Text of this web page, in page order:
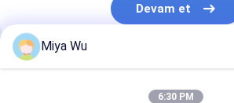
Serum Damlalıklı Şişeler
Sıvı Fondöten Şişeleri
Devam et
Kategorilerimiz
Miya Wu
6:30 PM